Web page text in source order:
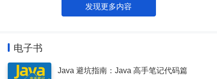
发现更多内容
电子书
Java 避坑指南：Java 高手笔记代码篇